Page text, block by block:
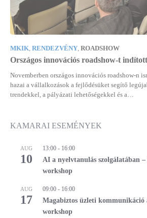
MKIK, RENDEZVÉNY, ROADSHOW
Országos innovációs roadshow-t
Novemberben országos innovációs roadshow-n
hazai a vállalkozások a fejlődésüket segítő
trendekkel, a pályázati lehetőségekkel és a…
KAMARAI ESEMÉNYEK
AUG
10
13:00 - 16:00
AI a nyelvtanulás szolgálatában
workshop
AUG
17
09:00 - 16:00
Magabiztos üzleti kommunikáció
workshop